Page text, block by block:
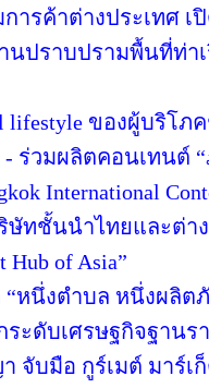
ารค้าต่างประเทศ เ
นปราบปรามพื้นที่ท่า
lifestyle ของผู้บริโภ
- ร่วมผลิตคอนเทนต์
International
ษัทชั้นนำไทยและต่า
of Asia”
“หนึ่งตำบล หนึ่งผลิต
ระดับเศรษฐกิจฐานร
จับมือ กูร์เมต์ มาร์เ